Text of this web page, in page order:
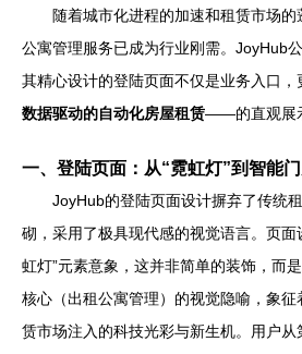
随着城市化进程的加速和租赁市场
公寓管理服务已成为行业刚需。JoyHub
其精心设计的登陆页面不仅是业务入口
数据驱动的自动化房屋租赁——的直观展
一、登陆页面：从“霓虹灯”到智能
JoyHub的登陆页面设计摒弃了传统
砌，采用了极具现代感的视觉语言。页面
虹灯”元素意象，这并非简单的装饰，而
核心（出租公寓管理）的视觉隐喻，象征
赁市场注入的科技光彩与新生机。用户从